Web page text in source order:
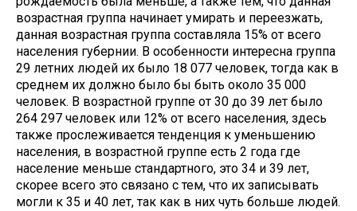
возрастная группа начинает умирать и переезжать,
данная возрастная группа составляла 15% от всего
населения губернии. В особенности интересна группа
29 летних людей их было 18 077 человек, тогда как в
среднем их должно было бы быть около 35 000
человек. В возрастной группе от 30 до 39 лет было
264 297 человек или 12% от всего населения, здесь
также прослеживается тенденция к уменьшению
населения, в возрастной группе есть 2 года где
население меньше стандартного, это 34 и 39 лет,
скорее всего это связано с тем, что их записывать
могли к 35 и 40 лет, так как в них чуть больше людей.